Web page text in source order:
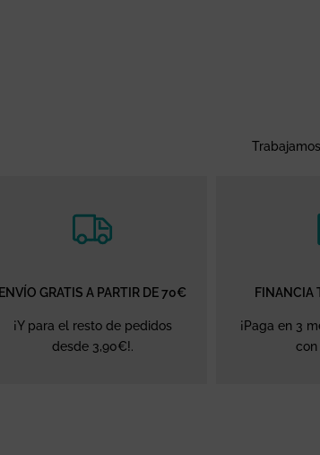
ENVÍO GRATIS A PARTIR DE 70€
¡Y para el resto de pedidos
desde 3,90€!.
FINANCIA
¡Paga en 3
con